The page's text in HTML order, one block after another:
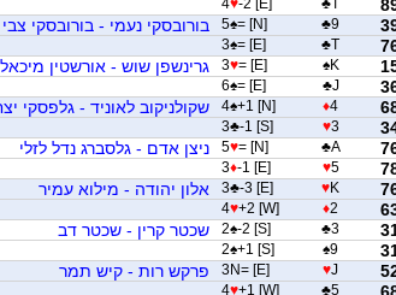
♣9
5♠= [N] בורובסקי נעמי - בורובסקי צבי
♣T
3♠= [E]
♠K
3♥= [E] גרינשפן שוש - אורשטין מיכאל
♣J
6♠= [E]
♦4
4♠+1 [N] שקולניקוב לאוניד - גלפסקי
♥3
3♣-1 [S]
♣A
5♥= [N] ניצן אדם - גלסברג נדל לזלי
♥5
3♦-1 [E]
♥K
3♣-3 [E] אלון יהודה - מילוא עמיר
♦2
4♥+2 [W]
♣3
2♠-2 [S] שכטר קרין - שכטר דב
♠9
2♠+1 [S]
♥J
3N= [E] פרקש רות - קיש תמר
♣5
4♥+1 [W]